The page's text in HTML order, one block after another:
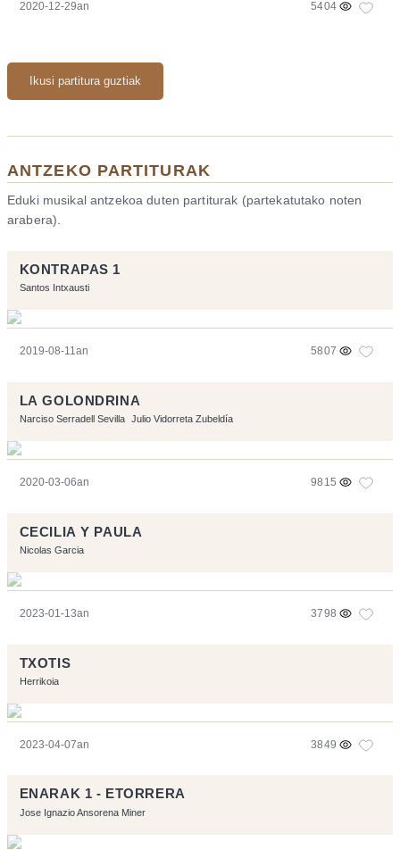
2020-12-29an 5404
Ikusi partitura guztiak
ANTZEKO PARTITURAK
Eduki musikal antzekoa duten partiturak (partekatutako noten
arabera).
KONTRAPAS 1
Santos Intxausti
2019-08-11an 5807
LA GOLONDRINA
Narciso Serradell Sevilla Julio Vidorreta Zubeldía
2020-03-06an 9815
CECILIA Y PAULA
Nicolas Garcia
2023-01-13an 3798
TXOTIS
Herrikoia
2023-04-07an 3849
ENARAK 1 - ETORRERA
Jose Ignazio Ansorena Miner